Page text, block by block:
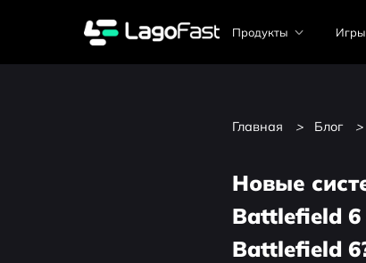
Продукты Игры
Главная > Блог >
Новые
Battlefield
Battlefield